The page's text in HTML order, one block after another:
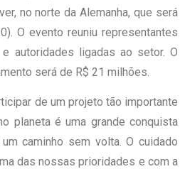
no norte da Alemanha, que será
O evento reuniu representantes
autoridades ligadas ao setor. O
será de R$ 21 milhões.
de um projeto tão importante
planeta é uma grande conquista
caminho sem volta. O cuidado
das nossas prioridades e com a